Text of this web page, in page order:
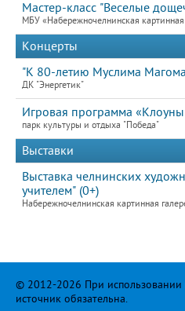
Мастер-класс "Веселые
МБУ «Набережночелнинская картинная
Концерты
"К 80-летию Муслима
ДК "Энергетик"
Игровая программа
парк культуры и отдыха "Победа"
Выставки
Выставка челнинских
учителем" (0+)
Набережночелнинская картинная
© 2012-2026 При использовании
источник обязательна.